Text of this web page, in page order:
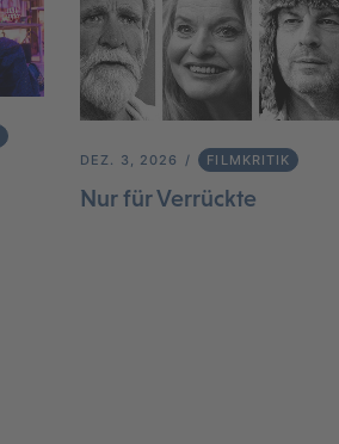
DEZ. 3, 2026 FILMKRITIK
Nur für Verrückte